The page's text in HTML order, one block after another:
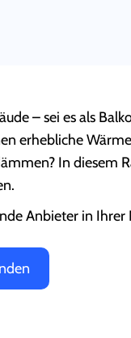
– sei es als
erhebliche
In diesem
Anbieter in Ihrer